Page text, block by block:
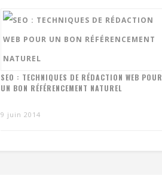
SEO : TECHNIQUES DE RÉDACTION WEB POUR
UN BON RÉFÉRENCEMENT NATUREL
9 juin 2014